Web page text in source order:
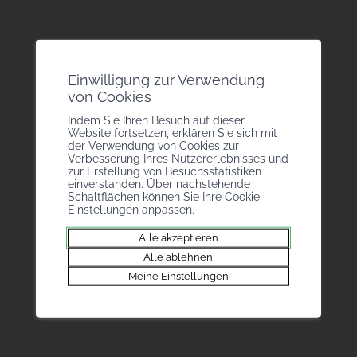
+41 27 946 43 05
Handwerkerverband
3930 Visp
+41 27 946 43 05
info@bmvs.ch
Im BM arbeiten Über uns
Einwilligung zur Verwendung
von Cookies
Indem Sie Ihren Besuch auf dieser
Website fortsetzen, erklären Sie sich mit
der Verwendung von Cookies zur
Verbesserung Ihres Nutzererlebnisses und
zur Erstellung von Besuchsstatistiken
einverstanden. Über nachstehende
Schaltflächen können Sie Ihre Cookie-
Einstellungen anpassen.
Alle akzeptieren
Alle ablehnen
Meine Einstellungen